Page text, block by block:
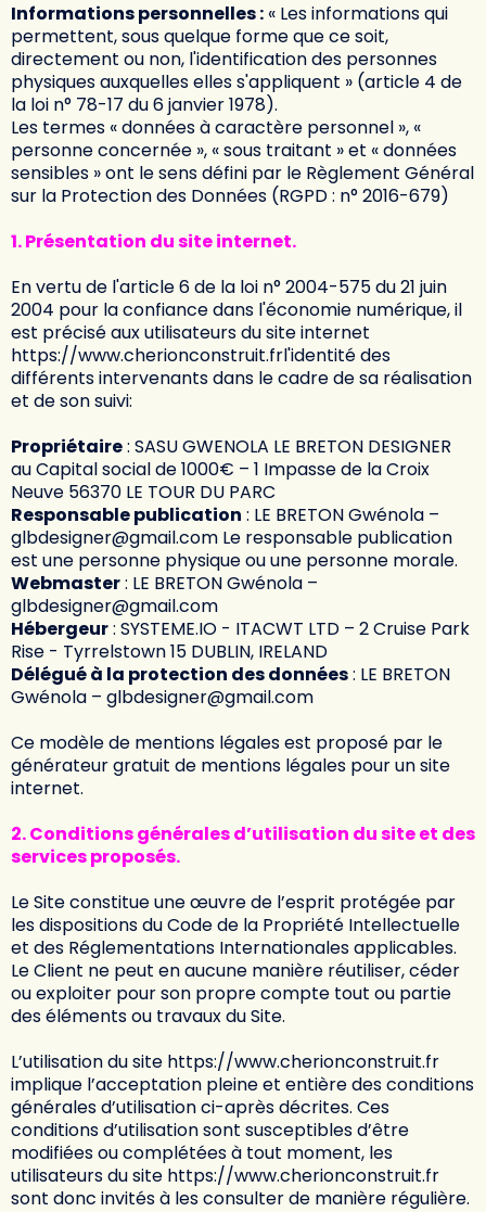
Informations personnelles : « Les informations qui
permettent, sous quelque forme que ce soit,
directement ou non, l'identification des personnes
physiques auxquelles elles s'appliquent » (article 4 de
la loi n° 78-17 du 6 janvier 1978).
Les termes « données à caractère personnel », «
personne concernée », « sous traitant » et « données
sensibles » ont le sens défini par le Règlement Général
sur la Protection des Données (RGPD : n° 2016-679)
1. Présentation du site internet.
En vertu de l'article 6 de la loi n° 2004-575 du 21 juin
2004 pour la confiance dans l'économie numérique, il
est précisé aux utilisateurs du site internet
https://www.cherionconstruit.frl'identité des
différents intervenants dans le cadre de sa réalisation
et de son suivi:
Propriétaire: SASU GWENOLA LE BRETON DESIGNER
au Capital social de 1000€ – 1 Impasse de la Croix
Neuve 56370 LE TOUR DU PARC
Responsable publication : LE BRETON Gwénola –
glbdesigner@gmail.com Le responsable publication
est une personne physique ou une personne morale.
Webmaster: LE BRETON Gwénola –
glbdesigner@gmail.com
Hébergeur: SYSTEME.IO - ITACWT LTD – 2 Cruise Park
Rise - Tyrrelstown 15 DUBLIN, IRELAND
Délégué à la protection des données: LE BRETON
Gwénola – glbdesigner@gmail.com
Ce modèle de mentions légales est proposé par le
générateur gratuit de mentions légales pour un site
internet.
2. Conditions générales d’utilisation du site et des
services proposés.
Le Site constitue une œuvre de l’esprit protégée par
les dispositions du Code de la Propriété Intellectuelle
et des Réglementations Internationales applicables.
Le Client ne peut en aucune manière réutiliser, céder
ou exploiter pour son propre compte tout ou partie
des éléments ou travaux du Site.
L’utilisation du site https://www.cherionconstruit.fr
implique l’acceptation pleine et entière des conditions
générales d’utilisation ci-après décrites. Ces
conditions d’utilisation sont susceptibles d’être
modifiées ou complétées à tout moment, les
utilisateurs du site https://www.cherionconstruit.fr
sont donc invités à les consulter de manière régulière.